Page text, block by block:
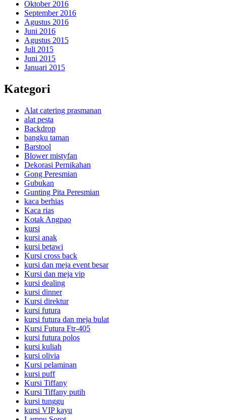
Oktober 2016
September 2016
Agustus 2016
Juni 2016
Agustus 2015
Juli 2015
Juni 2015
Januari 2015
Kategori
Alat catering prasmanan
alat pesta
Backdrop
bangku taman
Barstool
Blower mistyfan
Dekorasi Pernikahan
Gong Peresmian
Gubukan
Gunting Pita Peresmian
kaca berhias
Kaca rias
Kotak Angpao
kursi
kursi anak
kursi betawi
Kursi cross back
kursi dan meja event besar
Kursi dan meja vip
kursi dealing
kursi dinner
Kursi direktur
kursi futura
kursi futura dan meja bulat
Kursi Futura Ftr-405
kursi futura polos
kursi kuliah
kursi olivia
Kursi pelaminan
kursi puff
Kursi Tiffany
Kursi Tiffany putih
kursi tunggu
kursi VIP kayu